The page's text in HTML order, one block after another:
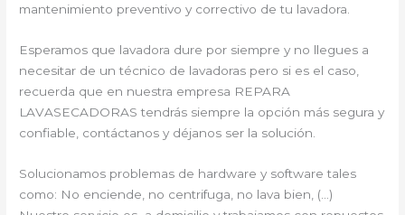
mantenimiento preventivo y correctivo de tu lavadora.
Esperamos que lavadora dure por siempre y no llegues a
necesitar de un técnico de lavadoras pero si es el caso,
recuerda que en nuestra empresa REPARA
LAVASECADORAS tendrás siempre la opción más segura y
confiable, contáctanos y déjanos ser la solución.
Solucionamos problemas de hardware y software tales
como: No enciende, no centrifuga, no lava bien, (…)